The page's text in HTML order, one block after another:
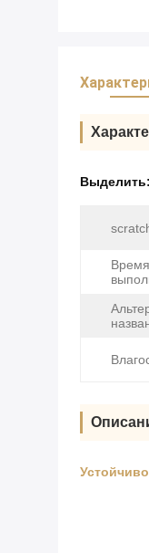
Выделить:
Время